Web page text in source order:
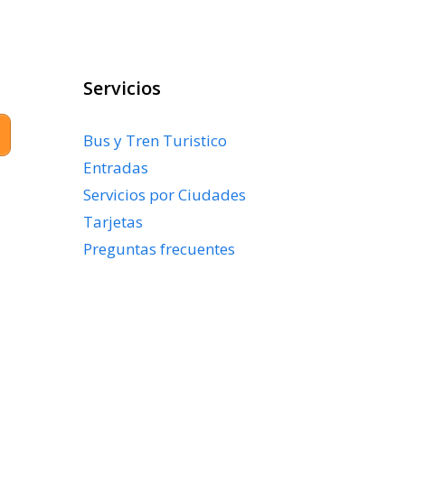
Servicios
Bus y Tren Turistico
Entradas
Servicios por Ciudades
Tarjetas
Preguntas frecuentes